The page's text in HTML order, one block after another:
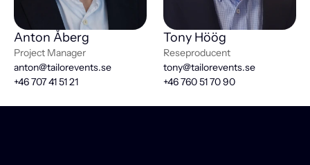
Anton Åberg
Project Manager
anton@tailorevents.se
+46 707 41 51 21
Tony Höög
Reseproducent
tony@tailorevents.se
+46 760 51 70 90